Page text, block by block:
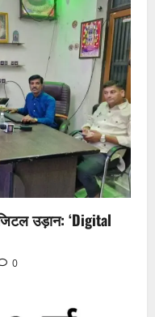
उड़ान: ‘Digital
0